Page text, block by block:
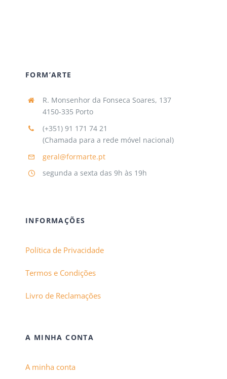
FORM’ARTE
R. Monsenhor da Fonseca Soares, 137
4150-335 Porto
(+351) 91 171 74 21
(Chamada para a rede móvel nacional)
geral@formarte.pt
segunda a sexta das 9h às 19h
INFORMAÇÕES
Política de Privacidade
Termos e Condições
Livro de Reclamações
A MINHA CONTA
A minha conta